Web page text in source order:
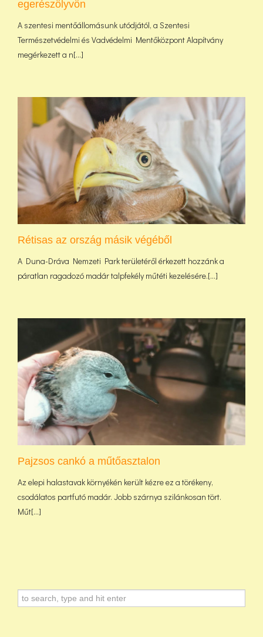
egerészölyvön
A szentesi mentőállomásunk utódjától, a Szentesi
Természetvédelmi és Vadvédelmi Mentőközpont Alapítvány
megérkezett a n[...]
Rétisas az ország másik végéből
A Duna-Dráva Nemzeti Park területéről érkezett hozzánk a
páratlan ragadozó madár talpfekély műtéti kezelésére.[...]
Pajzsos cankó a műtőasztalon
Az elepi halastavak környékén került kézre ez a törékeny,
csodálatos partfutó madár. Jobb szárnya szilánkosan tört.
Műt[...]